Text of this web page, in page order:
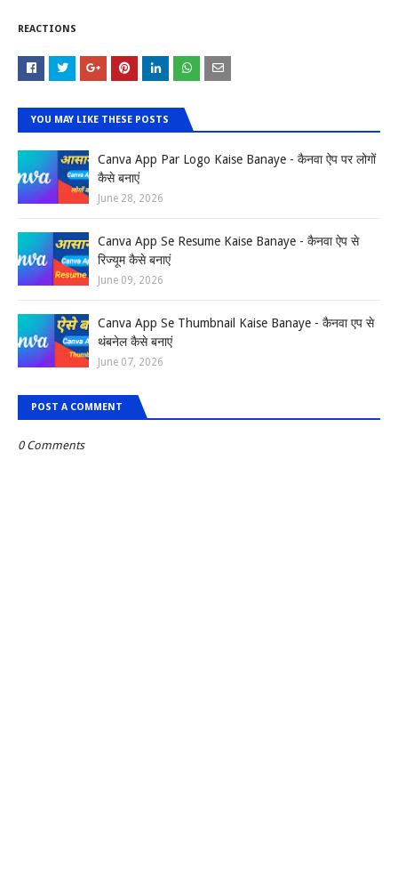
REACTIONS
YOU MAY LIKE THESE POSTS
Canva App Par Logo Kaise Banaye - कैनवा ऐप पर लोगों
कैसे बनाएं
June 28, 2026
Canva App Se Resume Kaise Banaye - कैनवा ऐप से
रिज्यूम कैसे बनाएं
June 09, 2026
Canva App Se Thumbnail Kaise Banaye - कैनवा एप से
थंबनेल कैसे बनाएं
June 07, 2026
POST A COMMENT
0 Comments